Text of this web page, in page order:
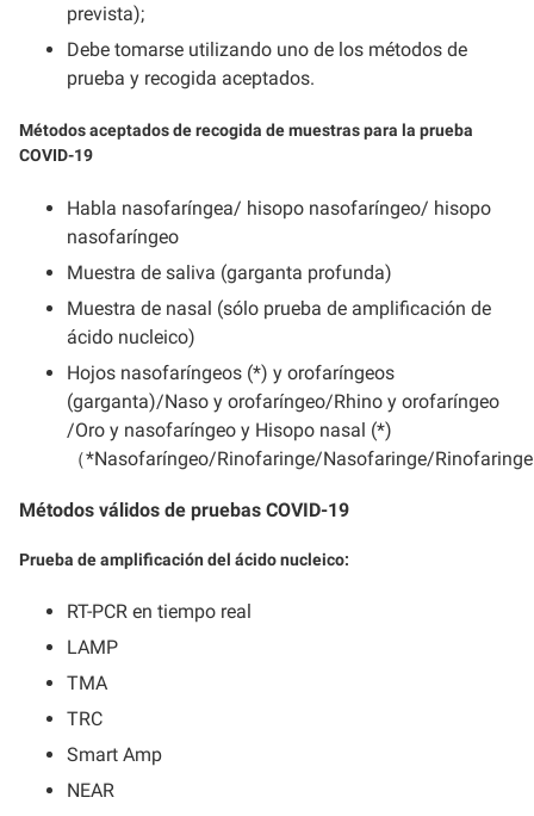
prevista);
Debe tomarse utilizando uno de los métodos de
prueba y recogida aceptados.
Métodos aceptados de recogida de muestras para la prueba
COVID-19
Habla nasofaríngea/ hisopo nasofaríngeo/ hisopo
nasofaríngeo
Muestra de saliva (garganta profunda)
Muestra de nasal (sólo prueba de amplificación de
ácido nucleico)
Hojos nasofaríngeos (*) y orofaríngeos
(garganta)/Naso y orofaríngeo/Rhino y orofaríngeo
/Oro y nasofaríngeo y Hisopo nasal (*)
（*Nasofaríngeo/Rinofaringe/Nasofaringe/
Métodos válidos de pruebas COVID-19
Prueba de amplificación del ácido nucleico:
RT-PCR en tiempo real
LAMP
TMA
TRC
Smart Amp
NEAR